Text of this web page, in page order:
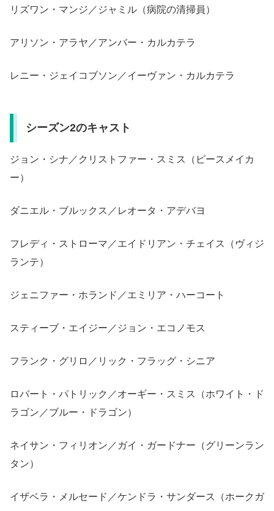
リズワン・マンジ／ジャミル（病院の清掃員）
アリソン・アラヤ／アンバー・カルカテラ
レニー・ジェイコブソン／イーヴァン・カルカテラ
シーズン2のキャスト
ジョン・シナ／クリストファー・スミス（ピースメイカ
ー）
ダニエル・ブルックス／レオータ・アデバヨ
フレディ・ストローマ／エイドリアン・チェイス（ヴィジ
ランテ）
ジェニファー・ホランド／エミリア・ハーコート
スティーブ・エイジー／ジョン・エコノモス
フランク・グリロ／リック・フラッグ・シニア
ロバート・パトリック／オーギー・スミス（ホワイト・ド
ラゴン／ブルー・ドラゴン）
ネイサン・フィリオン／ガイ・ガードナー（グリーンラン
タン）
イザベラ・メルセード／ケンドラ・サンダース（ホークガ